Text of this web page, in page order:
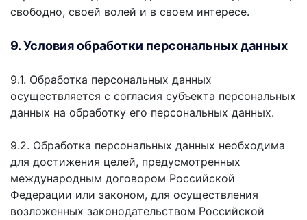
свободно, своей волей и в своем интересе.
9. Условия обработки персональных данных
9.1. Обработка персональных данных
осуществляется с согласия субъекта персональных
данных на обработку его персональных данных.
9.2. Обработка персональных данных необходима
для достижения целей, предусмотренных
международным договором Российской
Федерации или законом, для осуществления
возложенных законодательством Российской